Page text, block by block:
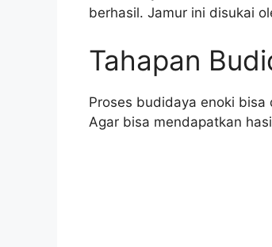
berhasil. Jamur ini disukai
Tahapan
Proses budidaya enoki
Agar bisa mendapatkan